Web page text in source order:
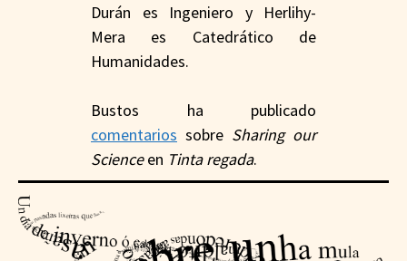
Durán es Ingeniero y Herlihy-
Mera es Catedrático de
Humanidades.
Bustos ha publicado
comentarios sobre Sharing our
Scienceen Tinta regada.